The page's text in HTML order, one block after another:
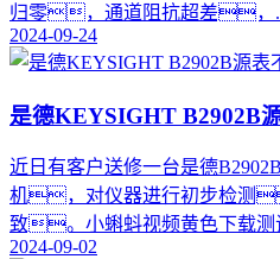
归零，通道阻抗超差，
2024-09-24
是德KEYSIGHT B2902B
近日有客户送修一台是德
机，对仪器进行初步检测
致。小蝌蚪视频黄色下载测
2024-09-02